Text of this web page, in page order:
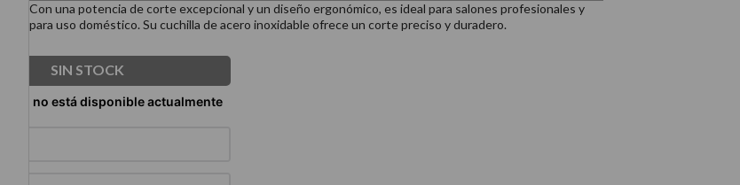
Con una potencia de corte excepcional y un diseño ergonómico, es ideal para salones profesionales y
para uso doméstico. Su cuchilla de acero inoxidable ofrece un corte preciso y duradero.
SIN STOCK